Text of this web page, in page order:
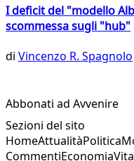
I deficit del "modello
scommessa sugli "hub"
di Vincenzo R. Spagnolo
Abbonati ad Avvenire
Sezioni del sito
HomeAttualitàPolitica
CommentiEconomia